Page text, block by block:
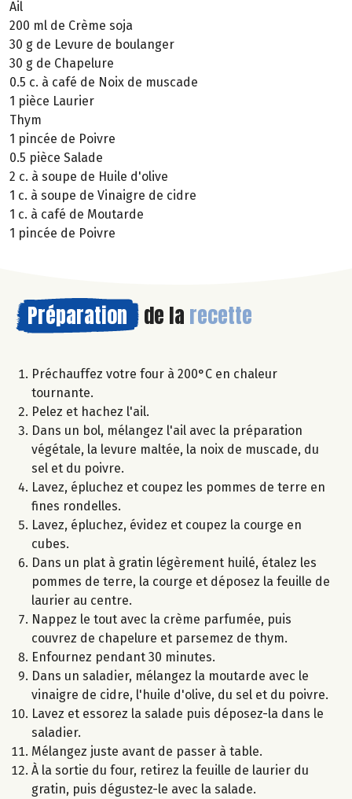
Ail
200 ml de Crème soja
30 g de Levure de boulanger
30 g de Chapelure
0.5 c. à café de Noix de muscade
1 pièce Laurier
Thym
1 pincée de Poivre
0.5 pièce Salade
2 c. à soupe de Huile d'olive
1 c. à soupe de Vinaigre de cidre
1 c. à café de Moutarde
1 pincée de Poivre
Préparation de la recette
Préchauffez votre four à 200°C en chaleur
tournante.
Pelez et hachez l'ail.
Dans un bol, mélangez l'ail avec la préparation
végétale, la levure maltée, la noix de muscade, du
sel et du poivre.
Lavez, épluchez et coupez les pommes de terre en
fines rondelles.
Lavez, épluchez, évidez et coupez la courge en
cubes.
Dans un plat à gratin légèrement huilé, étalez les
pommes de terre, la courge et déposez la feuille de
laurier au centre.
Nappez le tout avec la crème parfumée, puis
couvrez de chapelure et parsemez de thym.
Enfournez pendant 30 minutes.
Dans un saladier, mélangez la moutarde avec le
vinaigre de cidre, l'huile d'olive, du sel et du poivre.
Lavez et essorez la salade puis déposez-la dans le
saladier.
Mélangez juste avant de passer à table.
À la sortie du four, retirez la feuille de laurier du
gratin, puis dégustez-le avec la salade.